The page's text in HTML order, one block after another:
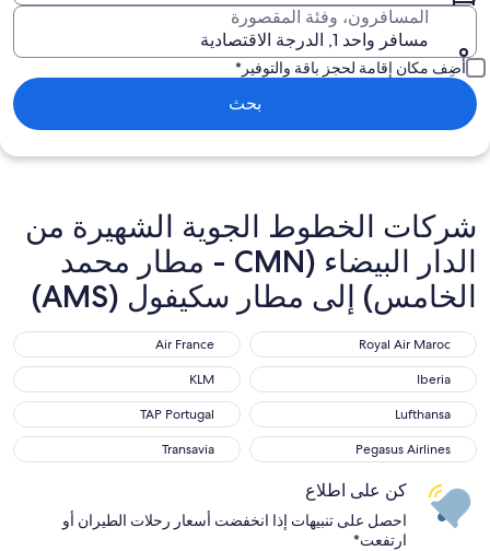
المسافرون، وفئة المقصورة
مسافر واحد 1, الدرجة الاقتصادية
أضِف مكان إقامة لحجز باقة والتوفير*
بحث
شركات الخطوط الجوية الشهيرة من
الدار البيضاء (CMN - مطار محمد
الخامس) إلى مطار سكيفول (AMS)
Royal Air Maroc
Royal Air Maroc
Air France
Air France
IberiaIberia
KLMKLM
Lufthansa
Lufthansa
TAP Portugal
TAP Portugal
Pegasus Airlines
Pegasus Airlines
Transavia
Transavia
كن على اطلاع
احصل على تنبيهات إذا انخفضت أسعار رحلات الطيران أو
ارتفعت*